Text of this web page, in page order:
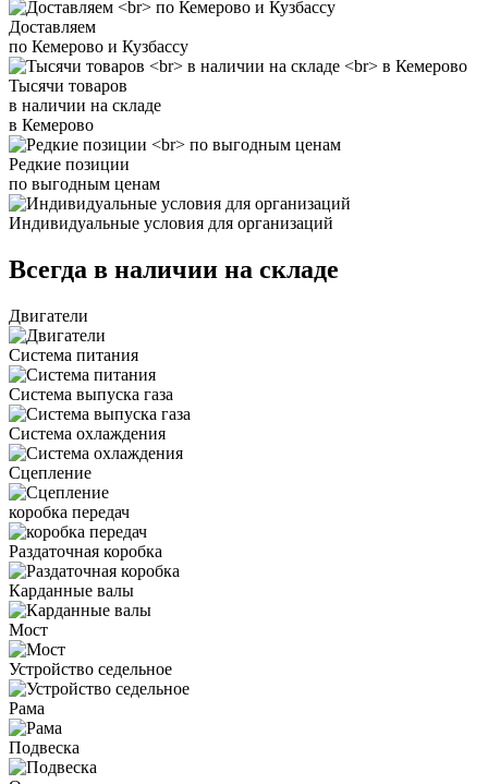
Доставляем
по Кемерово и Кузбассу
Тысячи товаров
в наличии на складе
в Кемерово
Редкие позиции
по выгодным ценам
Индивидуальные условия для организаций
Всегда в наличии на складе
Двигатели
Система питания
Система выпуска газа
Система охлаждения
Сцепление
коробка передач
Раздаточная коробка
Карданные валы
Мост
Устройство седельное
Рама
Подвеска